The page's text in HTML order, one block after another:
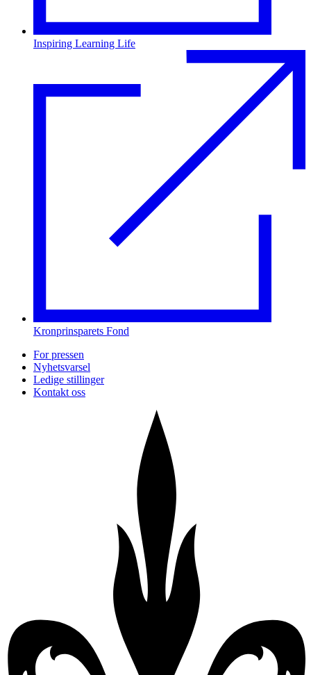
Inspiring Learning Life
Kronprinsparets Fond
For pressen
Nyhetsvarsel
Ledige stillinger
Kontakt oss